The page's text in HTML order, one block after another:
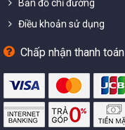
Bản đồ chỉ đường
Điều khoản sử dụng
Chấp nhận thanh toán